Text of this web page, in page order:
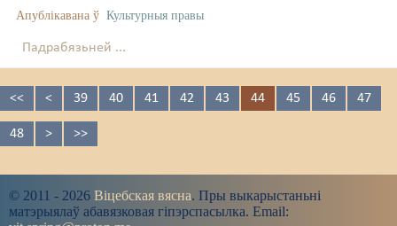
Апублікавана ў Культурныя правы
Падрабязьней ...
<< < 39 40 41 42 43 44 45 46 47
48 > >>
© 2011 - 2026 Віцебская вясна. Пры выкарыстаньні
матэрыялаў абавязковая гіпэрспасылка. Email: